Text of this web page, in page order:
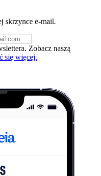
skrzynce e-mail.
Zobacz naszą
się więcej.